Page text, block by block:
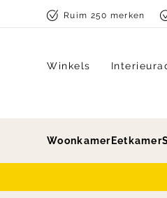
Skip to contentRuim 250 merken
Winkels
Woonkamer Eetkamer